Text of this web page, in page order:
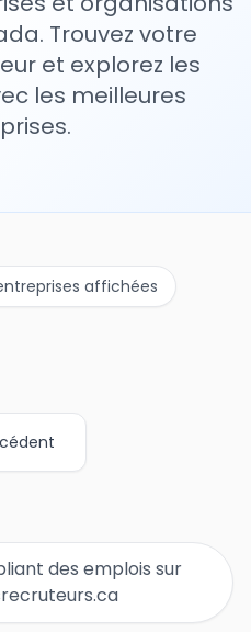
Trouvez votre
et explorez les
les meilleures
affichées
des emplois sur